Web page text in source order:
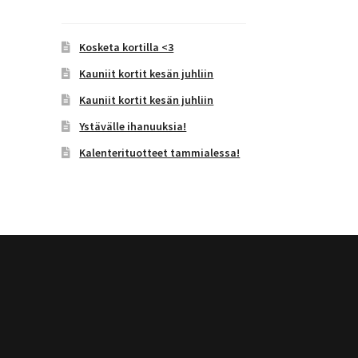
Kosketa kortilla <3
Kauniit kortit kesän juhliin
Kauniit kortit kesän juhliin
Ystävälle ihanuuksia!
Kalenterituotteet tammialessa!